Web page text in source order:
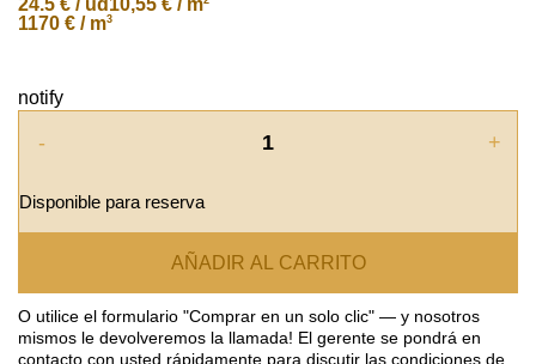
24.5 € / ud 10,55 € / m
1170 € / m3
notify
- +
Disponible para reserva
AÑADIR AL CARRITO
O utilice el formulario "Comprar en un solo clic" — y nosotros
mismos le devolveremos la llamada! El gerente se pondrá en
contacto con usted rápidamente para discutir las condiciones de